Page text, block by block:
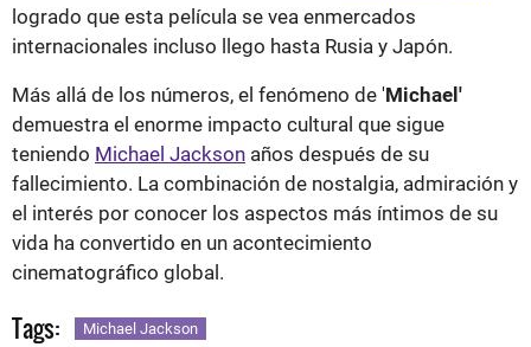
logrado que esta película se vea enmercados
internacionales incluso llego hasta Rusia y Japón.
Más allá de los números, el fenómeno de 'Michael'
demuestra el enorme impacto cultural que sigue
teniendo Michael Jackson años después de su
fallecimiento. La combinación de nostalgia, admiración y
el interés por conocer los aspectos más íntimos de su
vida ha convertido en un acontecimiento
cinematográfico global.
Tags: Michael Jackson